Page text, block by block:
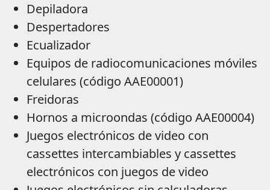
Depiladora
Despertadores
Ecualizador
Equipos de radiocomunicaciones móviles
celulares (código AAE00001)
Freidoras
Hornos a microondas (código AAE00004)
Juegos electrónicos de video con
cassettes intercambiables y cassettes
electrónicos con juegos de video